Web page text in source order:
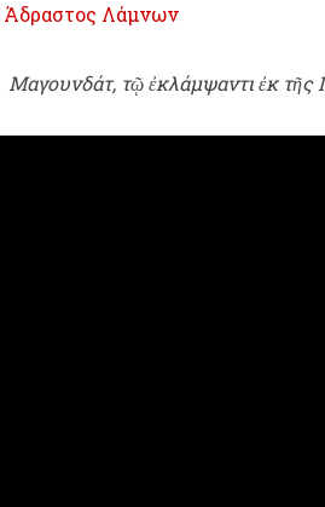
Άδραστος Λάμνων
Μαγουνδάτ, τῷ ἐκλάμψαντι ἐκ τῆς